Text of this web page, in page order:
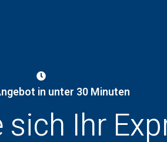
in unter 30 Minuten
sich Ihr